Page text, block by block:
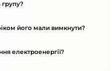
групу?
його мали вимкнути?
електроенергії?